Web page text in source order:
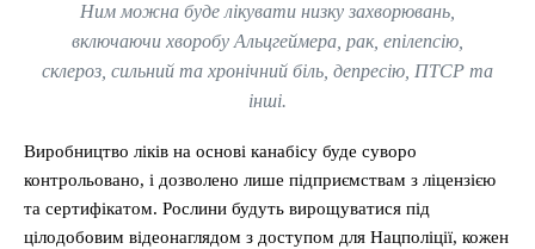
Ним можна буде лікувати низку захворювань,
включаючи хворобу Альцгеймера, рак, епілепсію,
склероз, сильний та хронічний біль, депресію, ПТСР та
інші.
Виробництво ліків на основі канабісу буде суворо
контрольовано, і дозволено лише підприємствам з ліцензією
та сертифікатом. Рослини будуть вирощуватися під
цілодобовим відеонаглядом з доступом для Нацполіції, кожен